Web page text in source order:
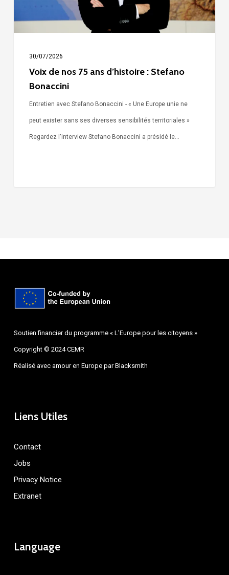
Stefano
Bonaccini
30/07/2026
Voix de nos 75 ans d’histoire : Stefano
Bonaccini
Entretien avec Stefano Bonaccini - « Une Europe unie ne
peut exister sans ses diverses sensibilités territoriales »
Regardez l'interview Stefano Bonaccini a présidé le…
Soutien financier du programme « L'Europe pour les citoyens »
Copyright © 2024 CEMR
Réalisé avec amour en Europe parBlacksmith
Liens Utiles
Contact
Jobs
Privacy Notice
Extranet
Language